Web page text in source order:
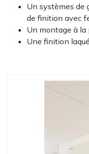
Un systèmes de
de finition avec
Un montage à la
Une finition